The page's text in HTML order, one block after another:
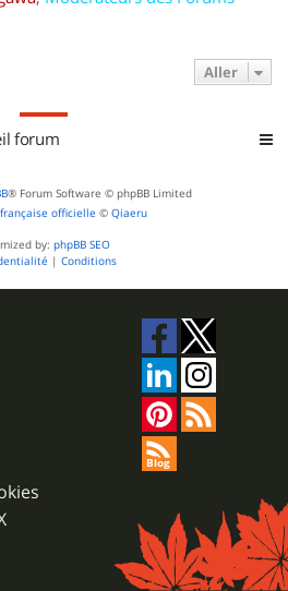
Aller
forum
® Forum Software © phpBB Limited
officielle © Qiaeru
by: phpBB SEO
| Conditions